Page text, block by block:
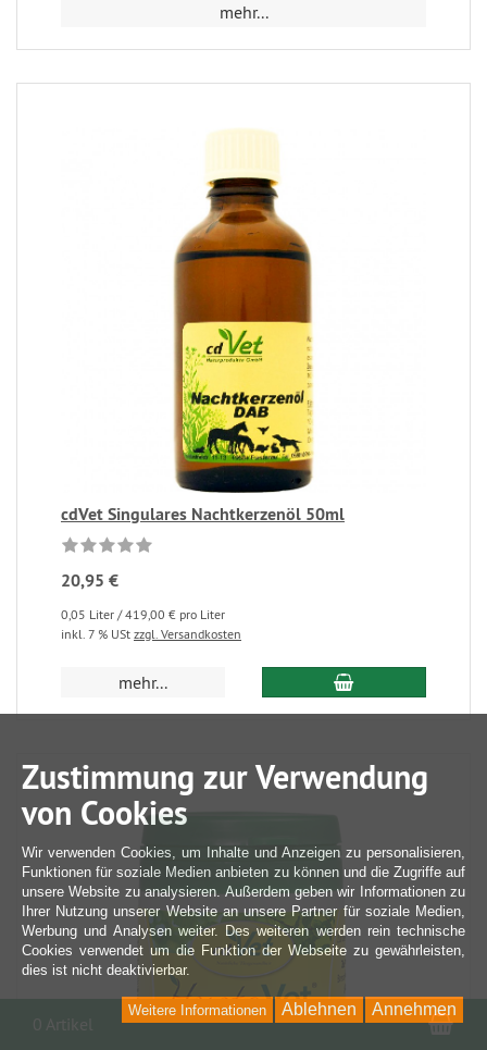
mehr...
cdVet Singulares Nachtkerzenöl 50ml
20,95 €
0,05 Liter / 419,00 € pro Liter
inkl. 7 % USt zzgl. Versandkosten
mehr...
Zustimmung zur Verwendung
von Cookies
Wir verwenden Cookies, um Inhalte und Anzeigen zu personalisieren,
Funktionen für soziale Medien anbieten zu können und die Zugriffe auf
unsere Website zu analysieren. Außerdem geben wir Informationen zu
Ihrer Nutzung unserer Website an unsere Partner für soziale Medien,
Werbung und Analysen weiter. Des weiteren werden rein technische
Cookies verwendet um die Funktion der Webseite zu gewährleisten,
dies ist nicht deaktivierbar.
Annehmen
Ablehnen
Weitere Informationen